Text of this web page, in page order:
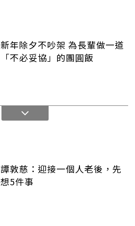
新年除夕不吵架 為長輩做一道
「不必妥協」的團圓飯
譚敦慈：迎接一個人老後，先
想5件事